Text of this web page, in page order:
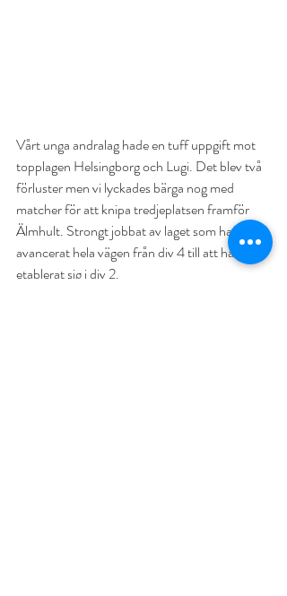
Vårt unga andralag hade en tuff uppgift mot
topplagen Helsingborg och Lugi. Det blev två
förluster men vi lyckades bärga nog med
matcher för att knipa tredjeplatsen framför
Älmhult. Strongt jobbat av laget som har
avancerat hela vägen från div 4 till att ha
etablerat sig i div 2.